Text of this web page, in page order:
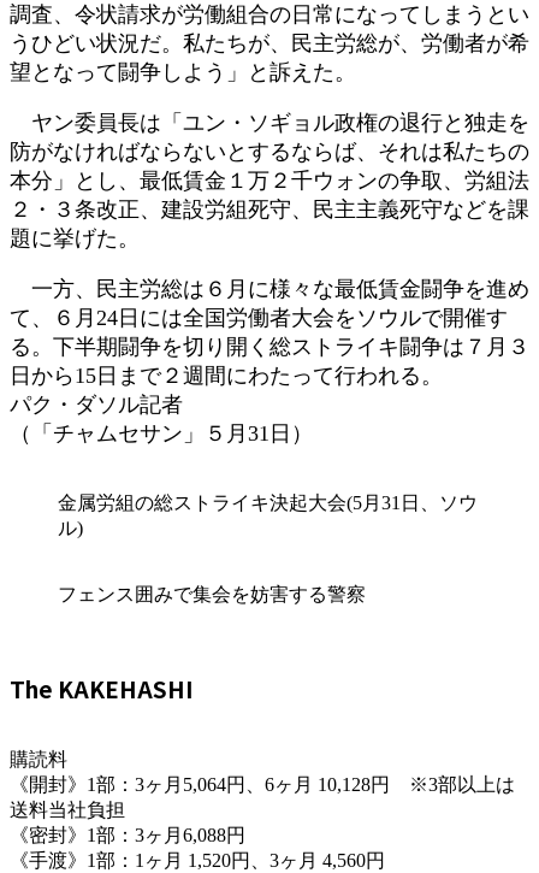
調査、令状請求が労働組合の日常になってしまうとい
うひどい状況だ。私たちが、民主労総が、労働者が希
望となって闘争しよう」と訴えた。
ヤン委員長は「ユン・ソギョル政権の退行と独走を
防がなければならないとするならば、それは私たちの
本分」とし、最低賃金１万２千ウォンの争取、労組法
２・３条改正、建設労組死守、民主主義死守などを課
題に挙げた。
一方、民主労総は６月に様々な最低賃金闘争を進め
て、６月24日には全国労働者大会をソウルで開催す
る。下半期闘争を切り開く総ストライキ闘争は７月３
日から15日まで２週間にわたって行われる。
パク・ダソル記者
（「チャムセサン」５月31日）
金属労組の総ストライキ決起大会(5月31日、ソウ
ル)
フェンス囲みで集会を妨害する警察
The KAKEHASHI
購読料
《開封》1部：3ヶ月5,064円、6ヶ月 10,128円 ※3部以上は
送料当社負担
《密封》1部：3ヶ月6,088円
《手渡》1部：1ヶ月 1,520円、3ヶ月 4,560円